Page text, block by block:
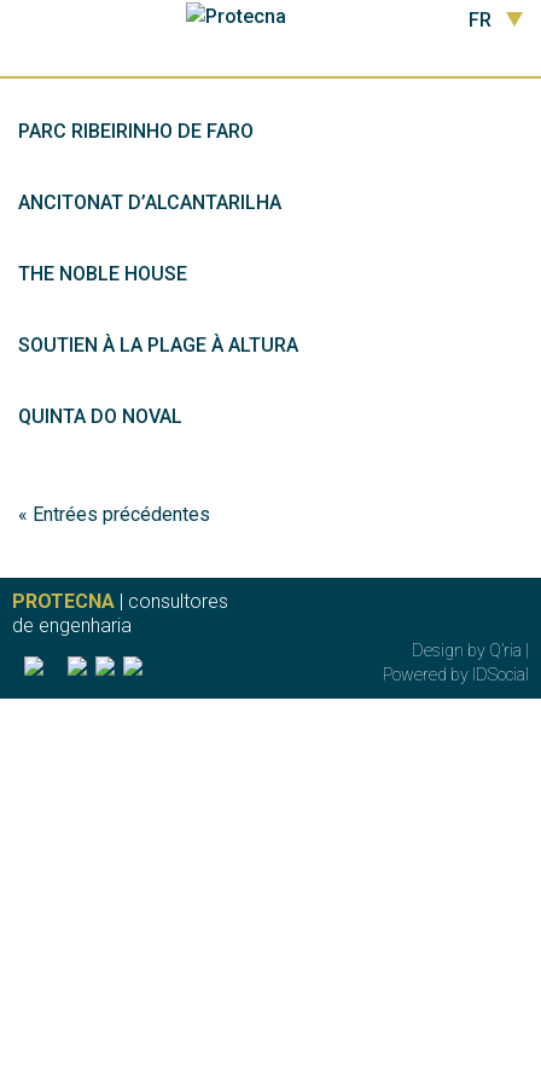
FR
PARC RIBEIRINHO DE FARO
ANCITONAT D’ALCANTARILHA
THE NOBLE HOUSE
SOUTIEN À LA PLAGE À ALTURA
QUINTA DO NOVAL
« Entrées précédentes
PROTECNA | consultores
de engenharia
Design by Q’ria
Powered by IDSocial